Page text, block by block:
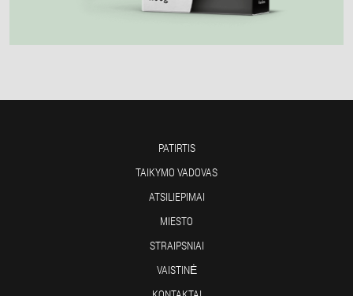
PATIRTIS
TAIKYMO VADOVAS
ATSILIEPIMAI
MIESTO
STRAIPSNIAI
VAISTINĖ